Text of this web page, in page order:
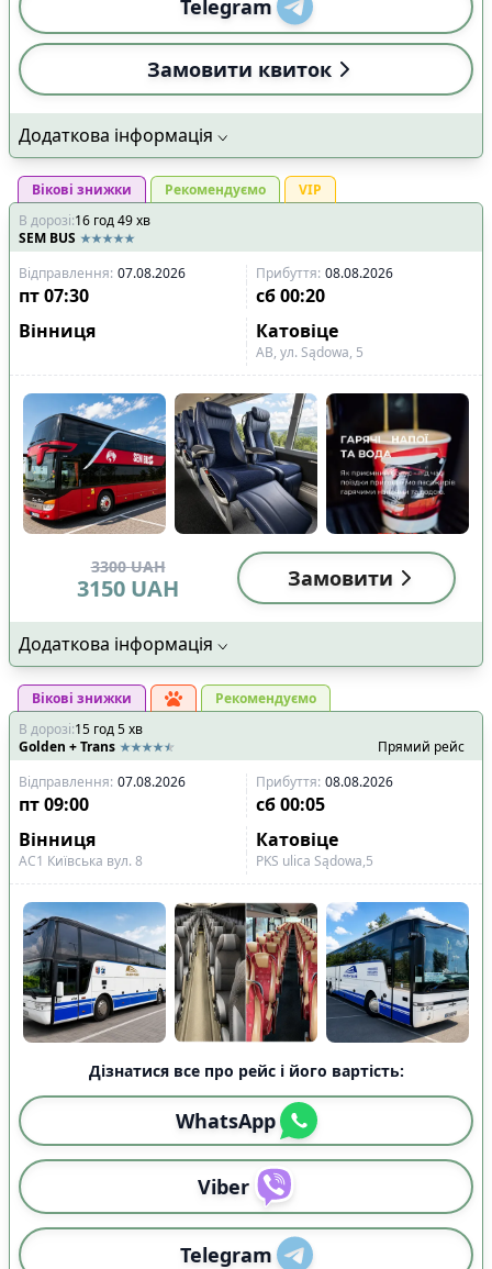
Telegram
Замовити квиток
Додаткова інформація
Вікові знижки Рекомендуємо
VIP
В дорозі:16 год49хв
SEM BUS
Відправлення: 07.08.2026 Прибуття: 08.08.2026
пт07:30 сб 00:20
Вінниця
Катовіце
АВ, ул. Sądowa, 5
3300 UAH
3150 UAH Замовити
Додаткова інформація
Вікові знижки
Рекомендуємо
В дорозі:15 год5хв
Golden + Trans
Прямий рейс
Відправлення: 07.08.2026 Прибуття: 08.08.2026
пт09:00 сб 00:05
Вінниця
Катовіце
АС1 Київська вул. 8 PKS ulіca Sądowa,5
Дізнатися все про рейс і його вартість:
WhatsApp
Viber
Telegram